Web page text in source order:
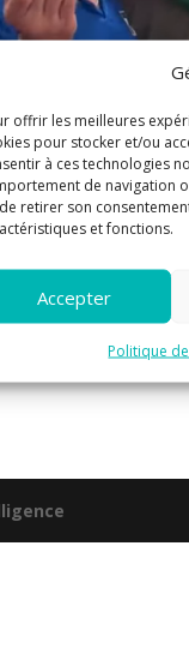
offrir les meilleures
pour stocker et/ou
à ces technologies
de navigation
retirer son
et fonctions.
Accepter
Politique
Voir la vidéo...